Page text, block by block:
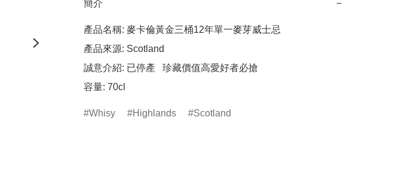
簡介 −
產品名稱: 麥卡倫黃金三桶12年單一麥芽威士忌
產品來源: Scotland
誠意介紹: 已停產   珍藏價值高愛好者必搶
容量: 70cl
Whisy Highlands Scotland